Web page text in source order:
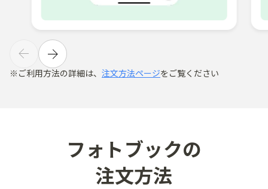
ご利用方​法の​詳細は、 ​注文方​法ページを​ご覧ください​
フォトブックの
注文方法